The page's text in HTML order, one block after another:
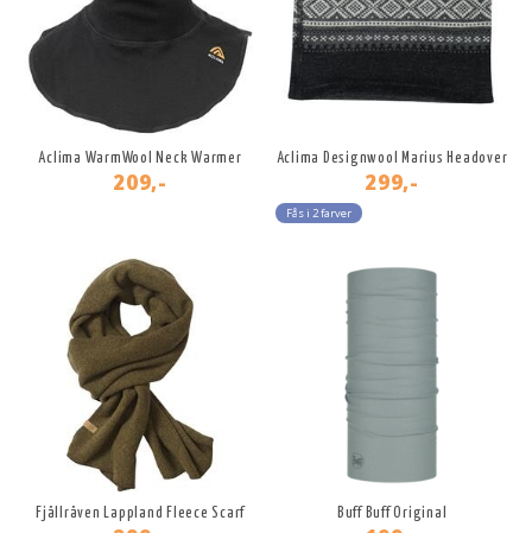
Aclima WarmWool Neck Warmer
209,-
Aclima Designwool Marius Headover
299,-
Fås i 2 farver
Fjällräven Lappland Fleece Scarf Buff Buff Original